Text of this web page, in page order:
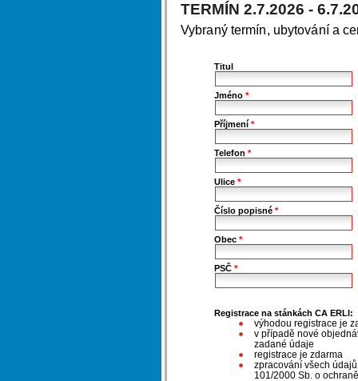
TERMÍN 2.7.2026 -
Vybraný termín, ubytování a
Titul
Jméno*
Příjmení*
Telefon*
Ulice*
Číslo popisné*
Obec*
PSČ*
Registrace na stánkách CA ERLI:
výhodou registrace je
v případě nové
zadané údaje
registrace je zdarma
zpracování všech
101/2000 Sb. o